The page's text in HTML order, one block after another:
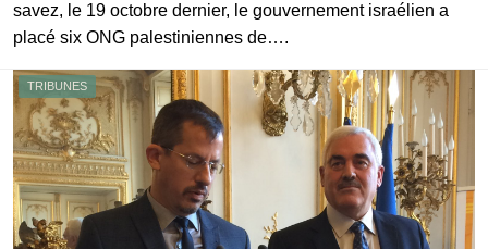
savez, le 19 octobre dernier, le gouvernement israélien a
placé six ONG palestiniennes de….
TRIBUNES